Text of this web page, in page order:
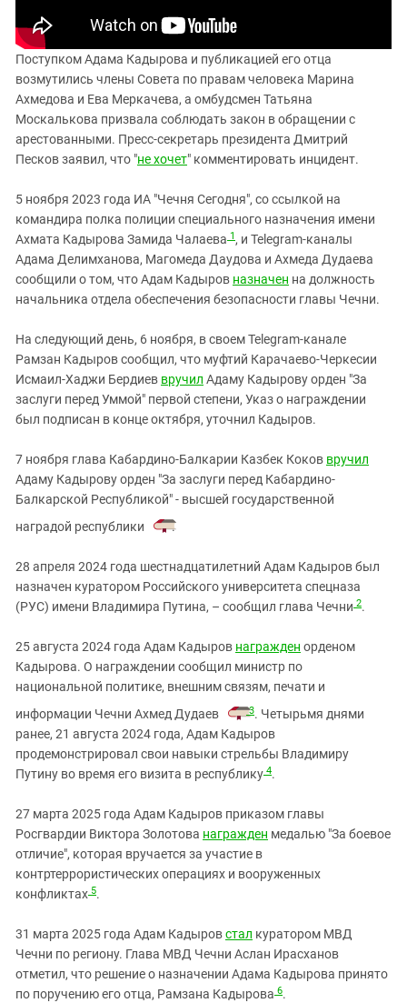
Поступком Адама Кадырова и публикацией его отца
возмутились члены Совета по правам человека Марина
Ахмедова и Ева Меркачева, а омбудсмен Татьяна
Москалькова призвала соблюдать закон в обращении с
арестованными. Пресс-секретарь президента Дмитрий
Песков заявил, что "не хочет" комментировать инцидент.
5 ноября 2023 года ИА "Чечня Сегодня", со ссылкой на
командира полка полиции специального назначения имени
Ахмата Кадырова Замида Чалаева 1 , и Telegram-каналы
Адама Делимханова, Магомеда Даудова и Ахмеда Дудаева
сообщили о том, что Адам Кадыров назначен на должность
начальника отдела обеспечения безопасности главы Чечни.
На следующий день, 6 ноября, в своем Telegram-канале
Рамзан Кадыров сообщил, что муфтий Карачаево-Черкесии
Исмаил-Хаджи Бердиев вручил Адаму Кадырову орден "За
заслуги перед Уммой" первой степени, Указ о награждении
был подписан в конце октября, уточнил Кадыров.
7 ноября глава Кабардино-Балкарии Казбек Коков вручил
Адаму Кадырову орден "За заслуги перед Кабардино-
Балкарской Республикой" - высшей государственной
наградой республики
.
28 апреля 2024 года шестнадцатилетний Адам Кадыров был
назначен куратором Российского университета спецназа
(РУС) имени Владимира Путина, – сообщил глава Чечни 2.
25 августа 2024 года Адам Кадыров награжден орденом
Кадырова. О награждении сообщил министр по
национальной политике, внешним связям, печати и
информации Чечни Ахмед Дудаев
3. Четырьмя днями
ранее, 21 августа 2024 года, Адам Кадыров
продемонстрировал свои навыки стрельбы Владимиру
Путину во время его визита в республику 4.
27 марта 2025 года Адам Кадыров приказом главы
Росгвардии Виктора Золотова награжден медалью "За боевое
отличие", которая вручается за участие в
контртеррористических операциях и вооруженных
конфликтах 5.
31 марта 2025 года Адам Кадыровстал куратором МВД
Чечни по региону. Глава МВД Чечни Аслан Ирасханов
отметил, что решение о назначении Адама Кадырова принято
по поручению его отца, Рамзана Кадырова 6.